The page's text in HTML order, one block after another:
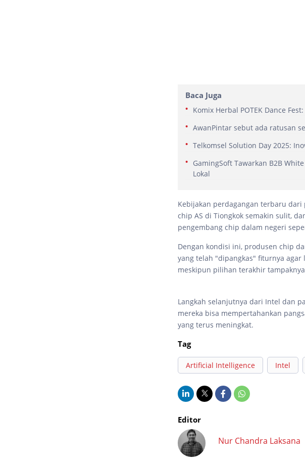
Baca Juga
Komix Herbal POTEK Dance
AwanPintar sebut ada ratusan
Telkomsel Solution Day 2025:
GamingSoft Tawarkan B2B
Lokal
Kebijakan perdagangan terbaru
chip AS di Tiongkok semakin sulit,
pengembang chip dalam negeri
Dengan kondisi ini, produsen chip
yang telah "dipangkas" fiturnya agar
meskipun pilihan terakhir
Langkah selanjutnya dari Intel dan
mereka bisa mempertahankan
yang terus meningkat.
Tag
Artificial Intelligence Intel
Editor
Nur Chandra Laksana